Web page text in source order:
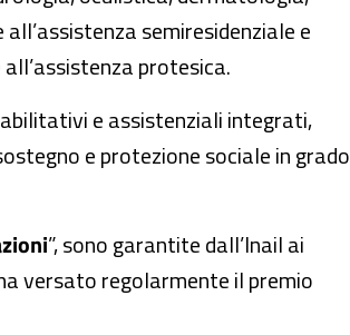
semiresidenziale e
protesica.
e assistenziali integrati,
e protezione sociale in grado
”, sono garantite dall’Inail ai
versato regolarmente il premio